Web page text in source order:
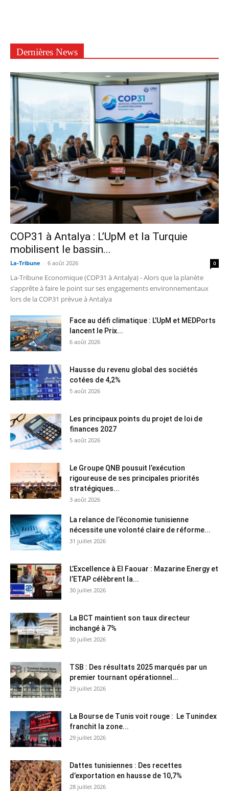
Dernières News
COP31 à Antalya : L’UpM et la Turquie
mobilisent le bassin...
La-Tribune - 6 août 2026 0
La-Tribune Economique (COP31 à Antalya) - Alors que la planète
s’apprête à faire le point sur ses engagements environnementaux
lors de la COP31 prévue à Antalya
Face au défi climatique : L’UpM et MEDPorts
lancent le Prix...
6 août 2026
Hausse du revenu global des sociétés
cotées de 4,2%
5 août 2026
Les principaux points du projet de loi de
finances 2027
5 août 2026
Le Groupe QNB pousuit l’exécution
rigoureuse de ses principales priorités
stratégiques...
3 août 2026
La relance de l’économie tunisienne
nécessite une volonté claire de réforme...
31 juillet 2026
L’Excellence à El Faouar : Mazarine Energy et
l’ETAP célèbrent la...
30 juillet 2026
La BCT maintient son taux directeur
inchangé à 7%
30 juillet 2026
TSB : Des résultats 2025 marqués par un
premier tournant opérationnel...
29 juillet 2026
La Bourse de Tunis voit rouge : Le Tunindex
franchit la zone...
29 juillet 2026
Dattes tunisiennes : Des recettes
d’exportation en hausse de 10,7%
28 juillet 2026